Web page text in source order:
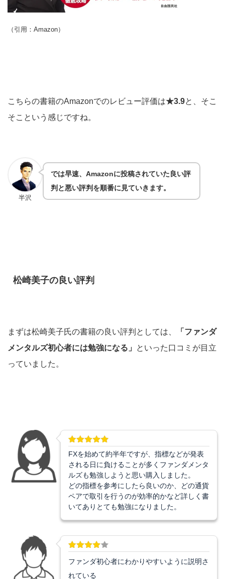
（引用：Amazon）
こちらの書籍のAmazonでのレビュー評価は★3.9と、そこ
そこという感じですね。
半沢
では早速、Amazonに投稿されていた良い評
判と悪い評判を順番に見ていきます。
松崎美子の良い評判
まずは松崎美子氏の書籍の良い評判としては、
「ファンダ
メンタルズ初心者には勉強になる」
といった口コミが目立
っていました。
FXを始めて約半年ですが、指標などが発表
される日に負けることが多くファンダメンタ
ルズも勉強しようと思い購入しました。
どの指標を参考にしたら良いのか、どの通貨
ペアで取引を行うのが効率的かなど詳しく書
いてありとても勉強になりました。
ファンダ初心者にわかりやすいように説明さ
れている